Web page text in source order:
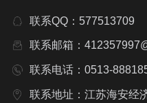
联系QQ：577513709
联系邮箱：
联系电话：0513-
联系地址：江苏海安经